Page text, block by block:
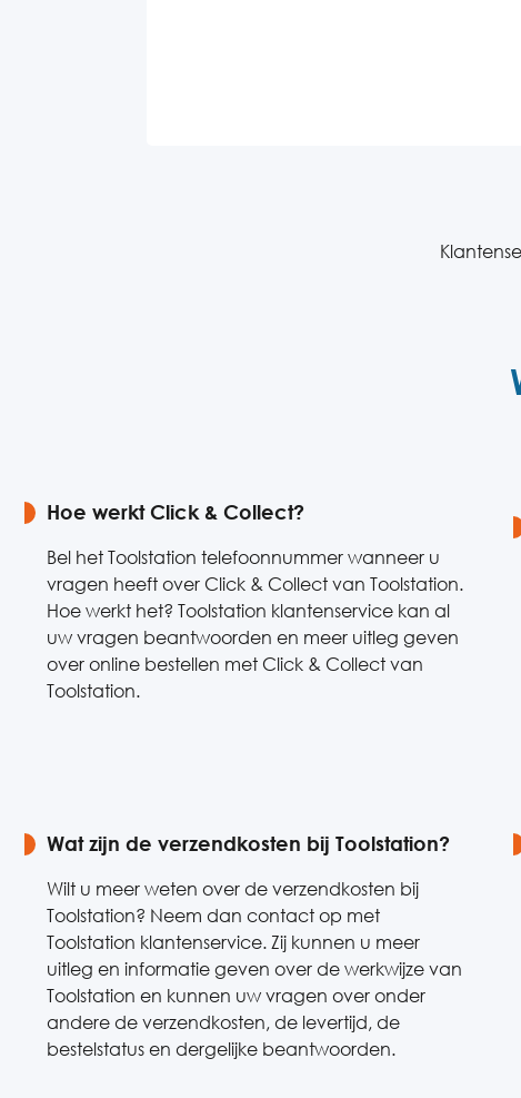
Hoe werkt Click & Collect?
Bel het Toolstation telefoonnummer wanneer u
vragen heeft over Click & Collect van Toolstation.
Hoe werkt het? Toolstation klantenservice kan al
uw vragen beantwoorden en meer uitleg geven
over online bestellen met Click & Collect van
Toolstation.
Wat zijn de verzendkosten bij Toolstation?
Wilt u meer weten over de verzendkosten bij
Toolstation? Neem dan contact op met
Toolstation klantenservice. Zij kunnen u meer
uitleg en informatie geven over de werkwijze van
Toolstation en kunnen uw vragen over onder
andere de verzendkosten, de levertijd, de
bestelstatus en dergelijke beantwoorden.